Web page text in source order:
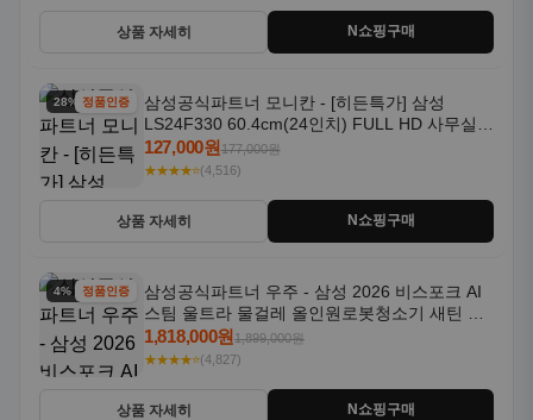
상품 자세히 N쇼핑구매
28% 할인정품인증
삼성공식파트너 모니칸 - [히든특가] 삼성
LS24F330 60.4cm(24인치) FULL HD 사무실/
컴퓨터 모니터
127,000원177,000원
★★★★⭐(4,516)
상품 자세히 N쇼핑구매
4% 할인정품인증
삼성공식파트너 우주 - 삼성 2026 비스포크 AI
스팀 울트라 물걸레 올인원로봇청소기 새틴 그
레이지 AAG
1,818,000원1,899,000원
★★★★⭐(4,827)
상품 자세히 N쇼핑구매